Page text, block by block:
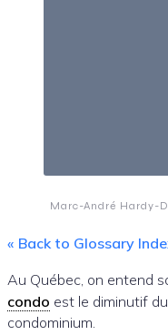
Marc-André Hardy-
« Back to Glossary
Au Québec, on entend
condo est le diminutif
condominium.